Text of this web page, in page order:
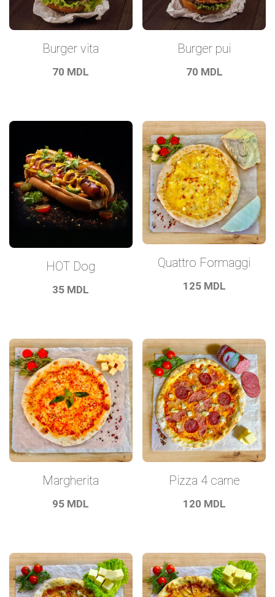
Burger vita
70 MDL
Burger pui
70 MDL
HOT Dog
35 MDL
Quattro Formaggi
125 MDL
Margherita
95 MDL
Pizza 4 carne
120 MDL